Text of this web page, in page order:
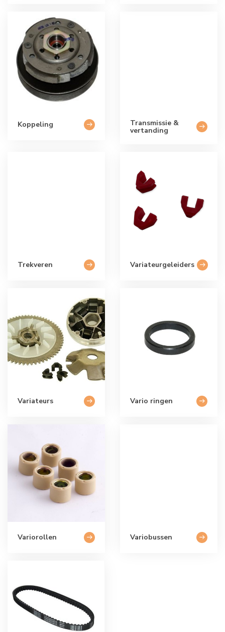
Koppeling Transmissie &
vertanding
Trekveren Variateurgeleiders
Variateurs Vario ringen
Variorollen Variobussen